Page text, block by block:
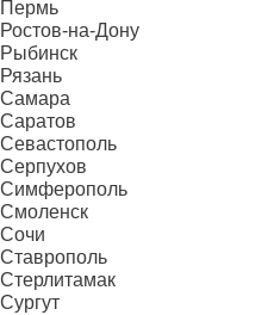
Пермь
Ростов-на-Дону
Рыбинск
Рязань
Самара
Саратов
Севастополь
Серпухов
Симферополь
Смоленск
Сочи
Ставрополь
Стерлитамак
Сургут